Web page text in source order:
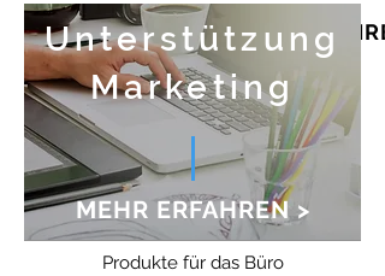
MEHR
Unterstützung
Marketing
MEHR ERFAHREN >
Produkte für das Büro